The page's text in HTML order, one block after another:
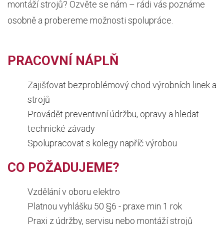
montáží strojů? Ozvěte se nám – rádi vás poznáme
osobně a probereme možnosti spolupráce.
PRACOVNÍ NÁPLŇ
Zajišťovat bezproblémový chod výrobních linek a
strojů
Provádět preventivní údržbu, opravy a hledat
technické závady
Spolupracovat s kolegy napříč výrobou
CO POŽADUJEME?
Vzdělání v oboru elektro
Platnou vyhlášku 50 §6 - praxe min 1 rok
Praxi z údržby, servisu nebo montáží strojů